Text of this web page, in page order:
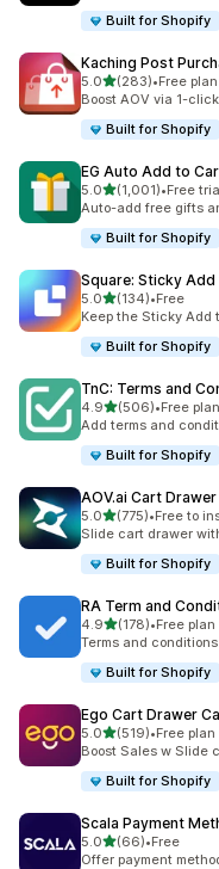
Built for Shopify
Kaching Post
5.0เต็ม 5 ดาว
(283)
ทั้งหมด 283 รีวิว
•Free
Boost AOV via 1-
Built for Shopify
EG Auto Add to
5.0เต็ม 5 ดาว
(1,001)
ทั้งหมด 1001 รีวิว
•Free
Auto-add free gifts
Built for Shopify
Square: Sticky
5.0เต็ม 5 ดาว
(134)
ทั้งหมด 134 รีวิว
•Free
Keep the Sticky Add
Built for Shopify
TnC: Terms and
4.9เต็ม 5 ดาว
(506)
ทั้งหมด 506 รีวิว
•Free
Add terms and
Built for Shopify
AOV.ai Cart
5.0เต็ม 5 ดาว
(775)
ทั้งหมด 775 รีวิว
•Free to
Slide cart drawer
Built for Shopify
RA Term and
4.9เต็ม 5 ดาว
(178)
ทั้งหมด 178 รีวิว
•Free
Terms and
Built for Shopify
Ego Cart Drawer
5.0เต็ม 5 ดาว
(519)
ทั้งหมด 519 รีวิว
•Free
Boost Sales w Slide
Built for Shopify
Scala Payment
5.0เต็ม 5 ดาว
(66)
ทั้งหมด 66 รีวิว
•Free
Offer payment